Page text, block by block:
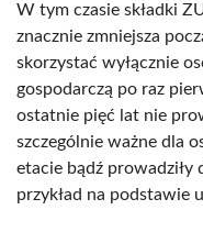
W tym czasie składki
znacznie zmniejsza
skorzystać wyłącznie
gospodarczą po raz
ostatnie pięć lat nie
szczególnie ważne dla
etacie bądź prowadziły
przykład na podstawie